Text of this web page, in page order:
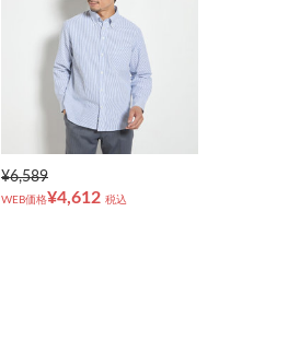
¥6,589
WEB価格¥4,612 税込